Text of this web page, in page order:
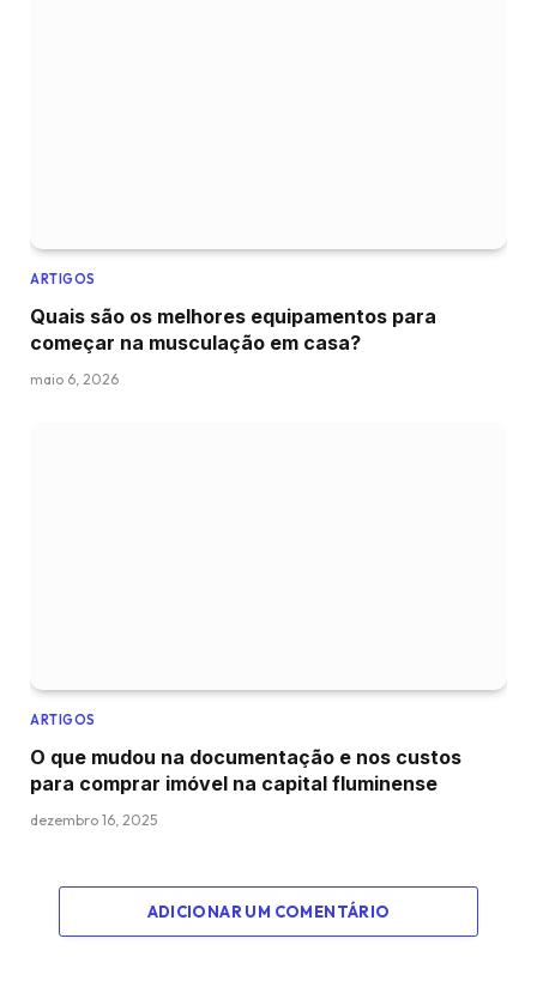
ARTIGOS
Quais são os melhores equipamentos para
começar na musculação em casa?
maio 6, 2026
ARTIGOS
O que mudou na documentação e nos custos
para comprar imóvel na capital fluminense
dezembro 16, 2025
ADICIONAR UM COMENTÁRIO